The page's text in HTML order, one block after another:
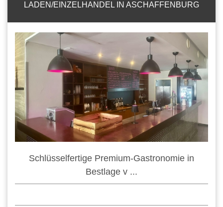
LADEN/EINZELHANDEL IN ASCHAFFENBURG
Schlüsselfertige Premium-Gastronomie in
Bestlage v ...